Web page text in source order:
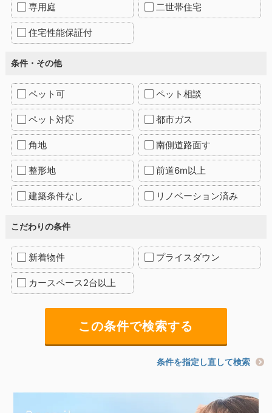
専用庭 二世帯住宅
住宅性能保証付
条件・その他
ペット可 ペット相談
ペット対応 都市ガス
角地 南側道路面す
整形地 前道6m以上
建築条件なし リノベーション済み
こだわりの条件
新着物件 プライスダウン
カースペース2台以上
条件を指定し直して検索